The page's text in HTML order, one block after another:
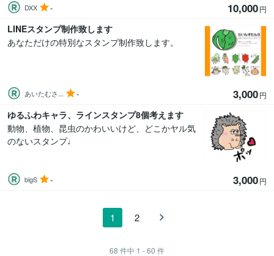
DXX - 10,000円
LINEスタンプ制作致します
あなただけの特別なスタンプ制作致します。
あいたむさ... - 3,000円
ゆるふわキャラ、ラインスタンプ8個考えます
動物、植物、昆虫のかわいいけど、どこかヤル気
のないスタンプ♩
bigS - 3,000円
1 2
68 件中 1 - 60 件